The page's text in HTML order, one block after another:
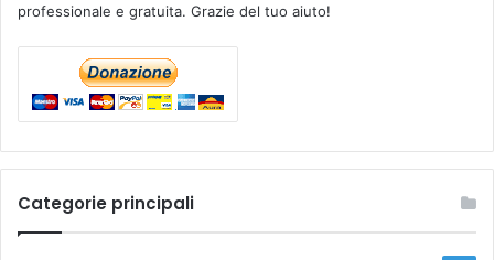
professionale e gratuita. Grazie del tuo aiuto!
Categorie principali